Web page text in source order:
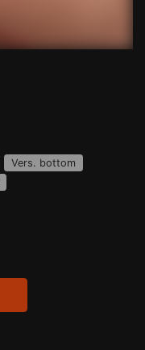
Vers. bottom